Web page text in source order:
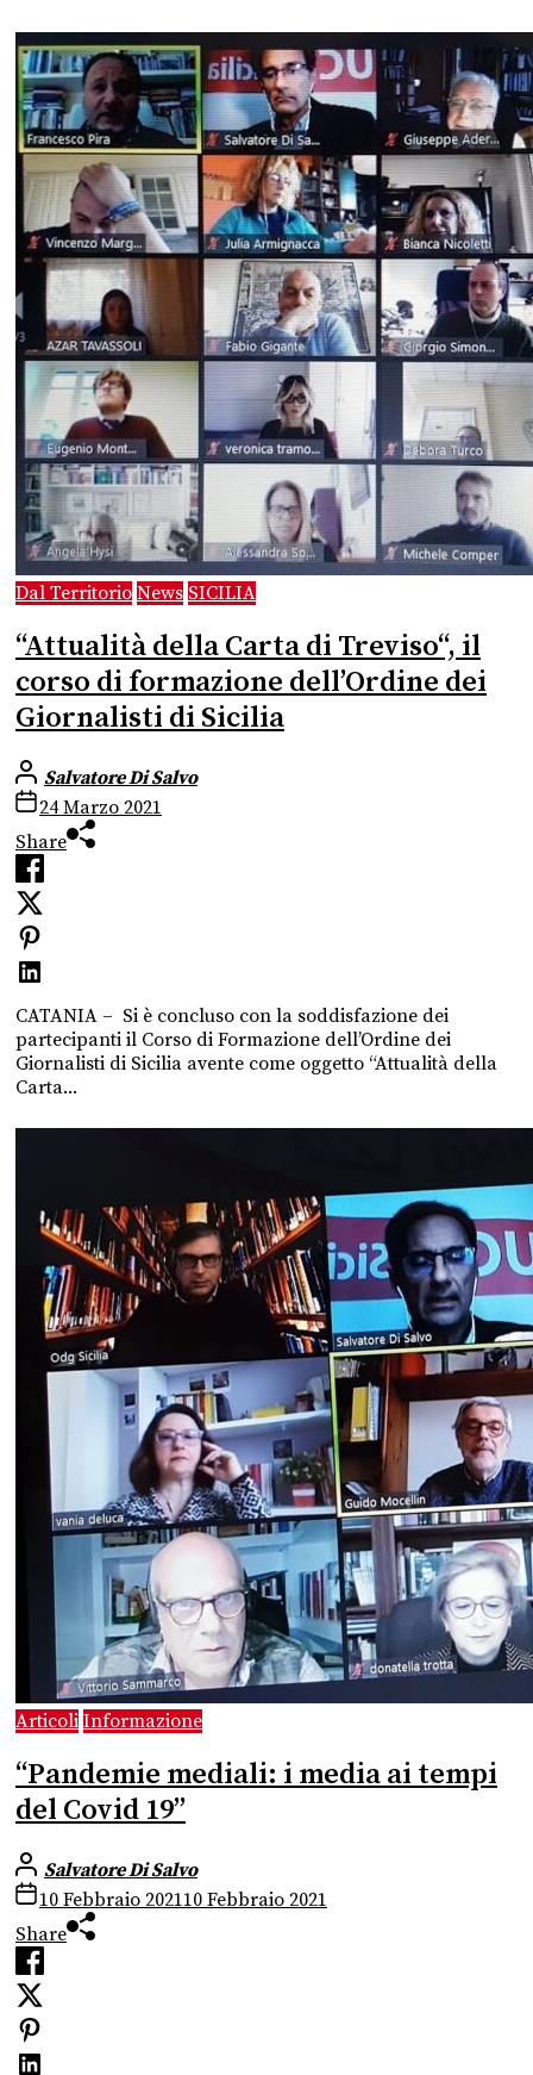
Dal Territorio News SICILIA
“Attualità della Carta di Treviso“, il
corso di formazione dell’Ordine dei
Giornalisti di Sicilia
Salvatore Di Salvo
24 Marzo 2021
Share
CATANIA – Si è concluso con la soddisfazione dei
partecipanti il Corso di Formazione dell’Ordine dei
Giornalisti di Sicilia avente come oggetto “Attualità della
Carta...
Articoli Informazione
“Pandemie mediali: i media ai tempi
del Covid 19”
Salvatore Di Salvo
10 Febbraio 202110 Febbraio 2021
Share